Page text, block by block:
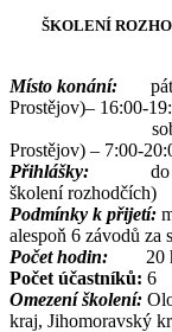
ŠKOLENÍ
Místo konání:
Prostějov)– 16:00-
sobota
Prostějov) – 7:00-
Přihlášky: do
školení rozhodčích)
Podmínky k přijetí:
alespoň 6 závodů za
Počet hodin: 20
Počet účastníků: 6
Omezení školení:
kraj, Jihomoravský